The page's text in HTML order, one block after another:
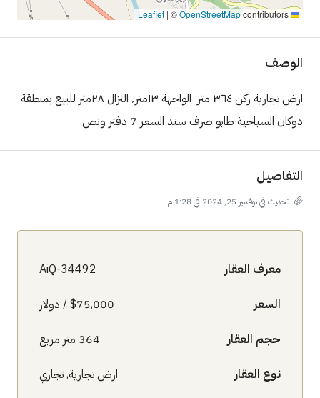
Leaflet
| ©OpenStreetMapcontributors
الوصف
ارض تجارية ركن ٣٦٤ متر الواجهة ١٣متر٬ النزال ٢٨متر للبيع بمنطقة
دوكان السياحية طابو صرف سند السعر 7 دفتر ونص
التفاصيل
تحديث في نوفمبر 25, 2024 في 1:28 م
معرف العقار AiQ-34492
السعر $75,000 / دولار
حجم العقار 364 متر مربع
نوع العقار ارض تجارية, تجاري